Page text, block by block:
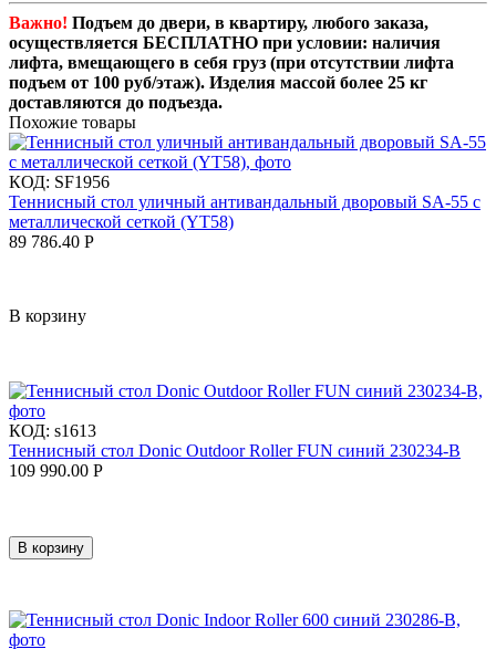
Важно! Подъем до двери, в квартиру, любого заказа,
осуществляется БЕСПЛАТНО при условии: наличия
лифта, вмещающего в себя груз (при отсутствии лифта
подъем от 100 руб/этаж). Изделия массой более 25 кг
доставляются до подъезда.
Похожие товары
КОД: SF1956
Теннисный стол уличный антивандальный дворовый SA-55 с
металлической сеткой (YT58)
89 786.40 Р
В корзину
КОД: s1613
Теннисный стол Donic Outdoor Roller FUN синий 230234-B
109 990.00 Р
В корзину